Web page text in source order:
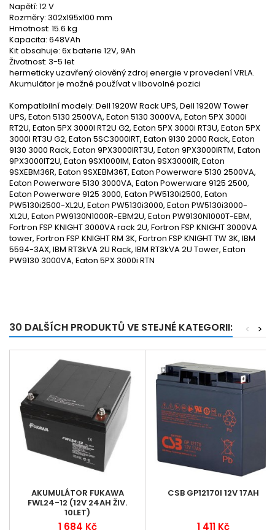
Napětí: 12 V
Rozměry: 302x195x100 mm
Hmotnost: 15.6 kg
Kapacita: 648VAh
Kit obsahuje: 6x baterie 12V, 9Ah
Životnost: 3-5 let
hermeticky uzavřený olověný zdroj energie v provedení VRLA.
Akumulátor je možné používat v libovolné pozici
Kompatibilní modely: Dell 1920W Rack UPS, Dell 1920W Tower
UPS, Eaton 5130 2500VA, Eaton 5130 3000VA, Eaton 5PX 3000i
RT2U, Eaton 5PX 3000I RT2U G2, Eaton 5PX 3000i RT3U, Eaton 5PX
3000I RT3U G2, Eaton 5SC3000IRT, Eaton 9130 2000 Rack, Eaton
9130 3000 Rack, Eaton 9PX3000IRT3U, Eaton 9PX3000IRTM, Eaton
9PX3000IT2U, Eaton 9SX1000IM, Eaton 9SX3000IR, Eaton
9SXEBM36R, Eaton 9SXEBM36T, Eaton Powerware 5130 2500VA,
Eaton Powerware 5130 3000VA, Eaton Powerware 9125 2500,
Eaton Powerware 9125 3000, Eaton PW5130i2500, Eaton
PW5130i2500-XL2U, Eaton PW5130i3000, Eaton PW5130i3000-
XL2U, Eaton PW9130N1000R-EBM2U, Eaton PW9130N1000T-EBM,
Fortron FSP KNIGHT 3000VA rack 2U, Fortron FSP KNIGHT 3000VA
tower, Fortron FSP KNIGHT RM 3K, Fortron FSP KNIGHT TW 3K, IBM
5594-3AX, IBM RT3kVA 2U Rack, IBM RT3kVA 2U Tower, Eaton
PW9130 3000VA, Eaton 5PX 3000i RTN
30 DALŠÍCH PRODUKTŮ VE STEJNÉ KATEGORII: >
<
AKUMULÁTOR FUKAWA
FWL24-12 (12V 24AH ŽIV.
10LET)
1 684 Kč
CSB GP12170I 12V 17AH
1 411 Kč